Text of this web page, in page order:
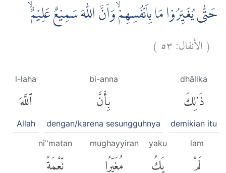
حَتّٰى يُغَيِّرُوْا مَا بِاَنْفُسِهِمْۙ وَاَنَّ اللّٰهَ سَمِيْعٌ عَلِيْمٌۙ
(الأنفال:٥٣)
dhālika
ذَٰلِكَ
demikian itu
bi-anna
بِأَنَّ
dengan/karena sesungguhnya
l-laha
ٱللَّهَ
Allah
lam
لَمْ
yaku
يَكُ
mughayyiran
مُغَيِّرًا
niʿ'matan
نِّعْمَةً